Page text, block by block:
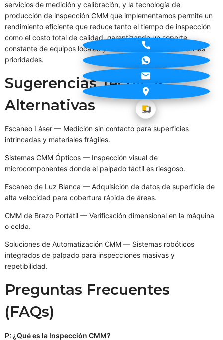
servicios de medición y calibración, y la tecnología de
producción de inspección CMM que implementamos permite un
rendimiento eficiente que reduce tanto el tiempo de inspección
como el costo total de calidad, garantizando un soporte
constante de equipos locales y cercanos cuando cambian las
prioridades.
Sugerencias Técnicas
Alternativas
Escaneo Láser — Medición sin contacto para superficies
intrincadas y materiales frágiles.
Sistemas CMM Ópticos — Inspección visual de
microcomponentes donde el palpado táctil es riesgoso.
Escaneo de Luz Blanca — Adquisición de datos de superficie de
alta velocidad para cobertura rápida de áreas.
CMM de Brazo Portátil — Verificación dimensional en la máquina
o celda.
Soluciones de Automatización CMM — Sistemas robóticos
integrados de palpado para inspecciones masivas y
repetibilidad.
Preguntas Frecuentes
(FAQs)
P: ¿Qué es la Inspección CMM?